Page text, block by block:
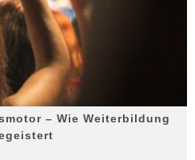
– Wie Weiterbildung